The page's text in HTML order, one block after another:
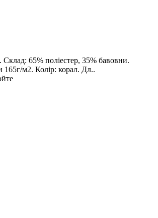
65% поліестер, 35% бавовни.
165г/м2. Колір: корал. Дл..